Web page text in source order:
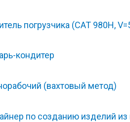
погрузчика (САТ 980Н,
кондитер
(вахтовый метод)
по созданию изделий из